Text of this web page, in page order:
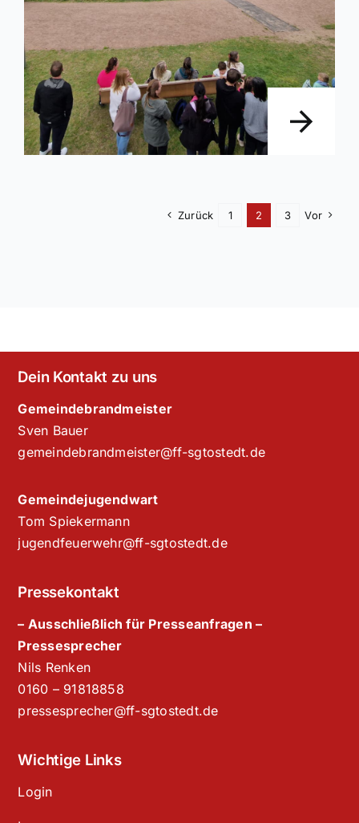
Zurück 1 2 3 Vor
Dein Kontakt zu uns
Gemeindebrandmeister
Sven Bauer
gemeindebrandmeister@ff-sgtostedt.de
Gemeindejugendwart
Tom Spiekermann
jugendfeuerwehr@ff-sgtostedt.de
Pressekontakt
– Ausschließlich für Presseanfragen –
Pressesprecher
Nils Renken
‭0160 – 91818858‬
pressesprecher@ff-sgtostedt.de
Wichtige Links
Login